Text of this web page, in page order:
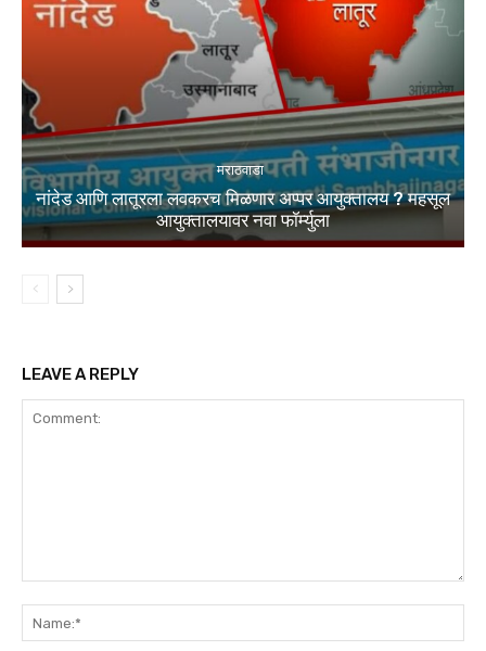
मराठवाडा
नांदेड आणि लातूरला लवकरच मिळणार अप्पर आयुक्तालय ? महसूल
आयुक्तालयावर नवा फॉर्म्युला
LEAVE A REPLY